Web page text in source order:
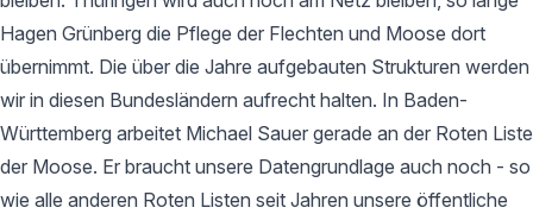
Hagen Grünberg die Pflege der Flechten und Moose dort
übernimmt. Die über die Jahre aufgebauten Strukturen werden
wir in diesen Bundesländern aufrecht halten. In Baden-
Württemberg arbeitet Michael Sauer gerade an der Roten Liste
der Moose. Er braucht unsere Datengrundlage auch noch - so
wie alle anderen Roten Listen seit Jahren unsere öffentliche